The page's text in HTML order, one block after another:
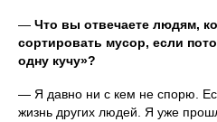
— Что вы отвечаете людям,
сортировать мусор, если
одну кучу»?
— Я давно ни с кем не спорю.
жизнь других людей. Я уже